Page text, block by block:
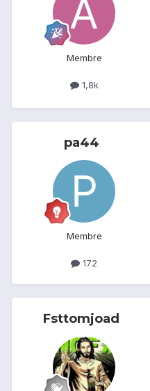
Membre
1,8k
pa44
Membre
172
Fsttomjoad